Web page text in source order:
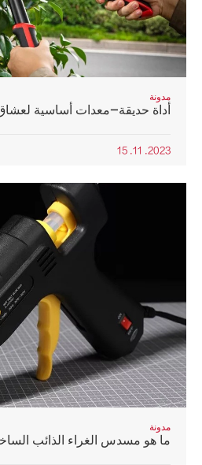
مدونة
أداة حديقة-معدات أساسية
2023. 11. 15
مدونة
ما هو مسدس الغراء الذائب